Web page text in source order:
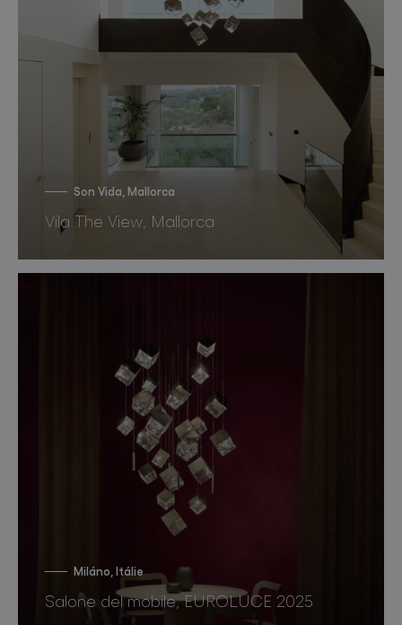
Son Vida, Mallorca
Vila The View, Mallorca
Miláno, Itálie
Salone del mobile, EUROLUCE 2025